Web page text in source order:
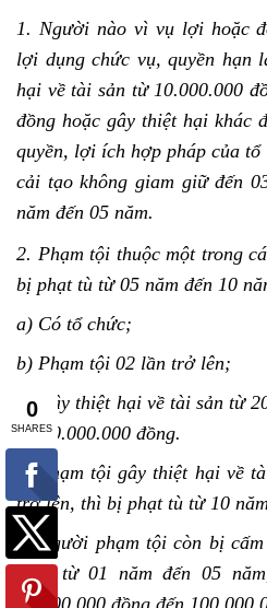
1. Người nào vì vụ lợi hoặc
lợi dụng chức vụ, quyền hạn
hại về tài sản từ 10.000.000
đồng hoặc gây thiệt hại khác
quyền, lợi ích hợp pháp của
cải tạo không giam giữ đến
năm đến 05 năm.
2. Phạm tội thuộc một trong
bị phạt tù từ 05 năm đến 10
a) Có tổ chức;
b) Phạm tội 02 lần trở lên;
c) Gây thiệt hại về tài sản từ
1.000.000.000 đồng.
3. Phạm tội gây thiệt hại về
trở lên, thì bị phạt tù từ 10
4. Người phạm tội còn bị
định từ 01 năm đến 05